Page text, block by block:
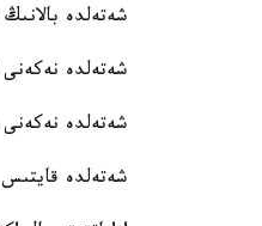
شەتەلدە
شەتەلدە نەكەنى
شەتەلدە
شەتەلدە